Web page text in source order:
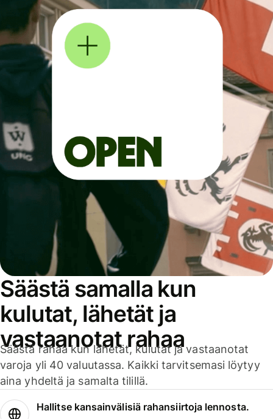
Säästä samalla kun
kulutat, lähetät ja
vastaanotat rahaa
Säästä rahaa kun lähetät, kulutat ja vastaanotat
varoja yli 40 valuutassa. Kaikki tarvitsemasi löytyy
aina yhdeltä ja samalta tilillä.
Hallitse kansainvälisiä rahansiirtoja lennosta.